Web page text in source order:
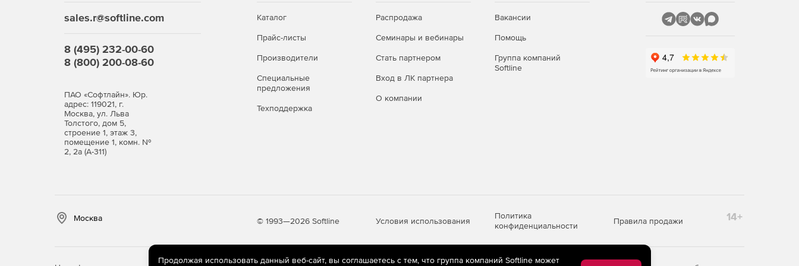
sales.r@softline.com
8 (495) 232-00-60
8 (800) 200-08-60
ПАО «Софтлайн». Юр.
адрес: 119021, г.
Москва, ул. Льва
Толстого, дом 5,
строение 1, этаж 3,
помещение 1, комн. №
2, 2а (А-311)
Каталог
Прайс-листы
Производители
Специальные
предложения
Техподдержка
Распродажа
Семинары и вебинары
Стать партнером
Вход в ЛК партнера
О компании
Вакансии
Помощь
Группа компаний
Softline
Москва © 1993—2026 Softline Условия использования
Политика
конфиденциальности
Правила продажи 14+
Продолжая использовать данный веб-сайт, вы соглашаетесь с тем, что группа компаний Softline может